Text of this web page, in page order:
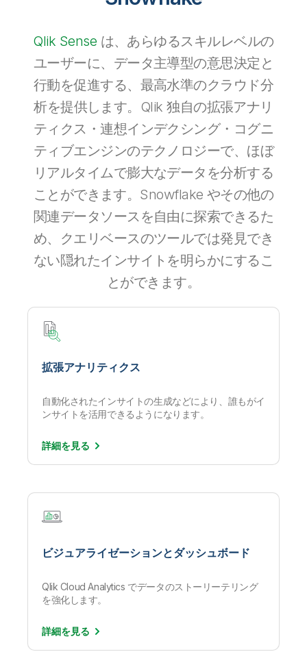
Qlik Sense は、あらゆるスキルレベルの
ユーザーに、データ主導型の意思決定と
行動を促進する、最高水準のクラウド分
析を提供します。Qlik 独自の拡張アナリ
ティクス・連想インデクシング・コグニ
ティブエンジンのテクノロジーで、ほぼ
リアルタイムで膨大なデータを分析する
ことができます。Snowflake やその他の
関連データソースを自由に探索できるた
め、クエリベースのツールでは発見でき
ない隠れたインサイトを明らかにするこ
とができます。
拡張アナリティクス
自動化されたインサイトの生成などにより、誰もがイ
ンサイトを活用できるようになります。
詳細を見る
ビジュアライゼーションとダッシュボード
Qlik Cloud Analytics でデータのストーリーテリング
を強化します。
詳細を見る